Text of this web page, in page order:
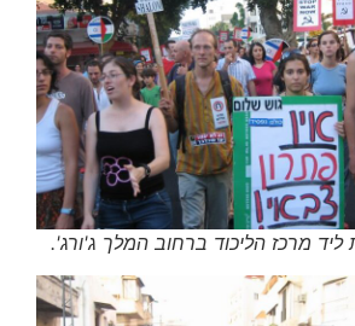
מרכז הליכוד ברחוב המלך ג'ורג'.